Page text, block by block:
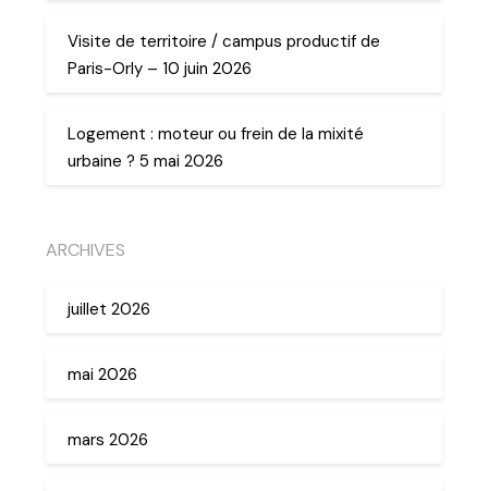
Visite de territoire / campus productif de
Paris-Orly – 10 juin 2026
Logement : moteur ou frein de la mixité
urbaine ? 5 mai 2026
ARCHIVES
juillet 2026
mai 2026
mars 2026